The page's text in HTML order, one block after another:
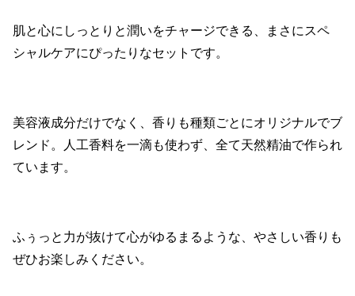
肌と心にしっとりと潤いをチャージできる、まさにスペ
シャルケアにぴったりなセットです。
美容液成分だけでなく、香りも種類ごとにオリジナルでブ
レンド。人工香料を一滴も使わず、全て天然精油で作られ
ています。
ふぅっと力が抜けて心がゆるまるような、やさしい香りも
ぜひお楽しみください。